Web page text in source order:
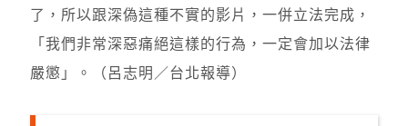
了，所以跟深偽這種不實的影片，一併立法完成，
「我們非常深惡痛絕這樣的行為，一定會加以法律
嚴懲」。（呂志明／台北報導）